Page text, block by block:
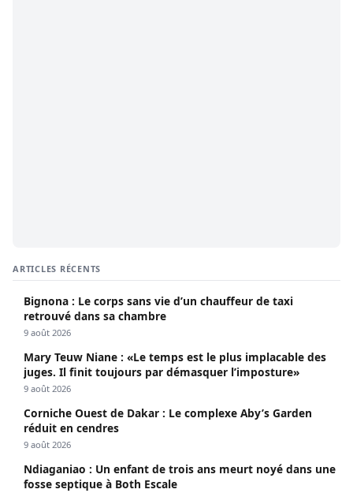
ARTICLES RÉCENTS
Bignona : Le corps sans vie d’un chauffeur de taxi
retrouvé dans sa chambre
9 août 2026
Mary Teuw Niane : «Le temps est le plus implacable des
juges. Il finit toujours par démasquer l’imposture»
9 août 2026
Corniche Ouest de Dakar : Le complexe Aby’s Garden
réduit en cendres
9 août 2026
Ndiaganiao : Un enfant de trois ans meurt noyé dans une
fosse septique à Both Escale